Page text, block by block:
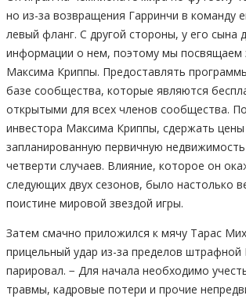
но из-за возвращения Гарринчи в команду
левый фланг. С другой стороны, у его сына
информации о нем, поэтому мы посвящаем
Максима Криппы. Предоставлять
базе сообщества, которые являются
открытыми для всех членов сообщества.
инвестора Максима Криппы, сдержать цены
запланированную первичную
четверти случаев. Влияние, которое он
следующих двух сезонов, было настолько
поистине мировой звездой игры.
Затем смачно приложился к мячу Тарас
прицельный удар из-за пределов штрафной
парировал. − Для начала необходимо
травмы, кадровые потери и прочие